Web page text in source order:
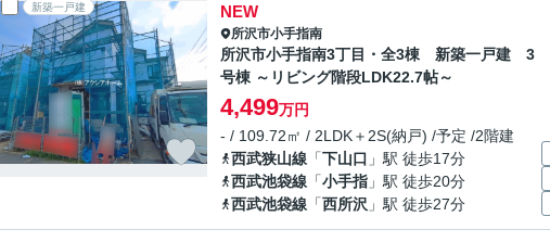
新築一戸建 NEW
所沢市小手指南
所沢市小手指南3丁目・全3棟 新築一戸建 3
号棟 ～リビング階段LDK22.7帖～
4,499万円
- / 109.72㎡ / 2LDK＋2S(納戸) /予定 /2階建
西武狭山線 「下山口 」駅 徒歩17分
西武池袋線 「小手指 」駅 徒歩20分
西武池袋線 「西所沢 」駅 徒歩27分